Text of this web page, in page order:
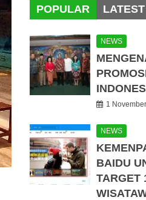
POPULAR LATEST
NEWS
1
NEWS
BAIDU
TARGET